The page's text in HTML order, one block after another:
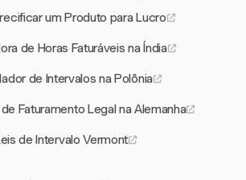
um Produto para Lucro
de Horas Faturáveis na Índia
de Intervalos na Polônia
Faturamento Legal na Alemanha
de Intervalo Vermont